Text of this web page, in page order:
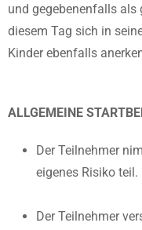
und gegebenenfalls als
diesem Tag sich in
Kinder ebenfalls
ALLGEMEINE
Der Teilnehmer
eigenes Risiko teil.
Der Teilnehmer